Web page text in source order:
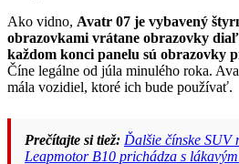
Ako vidno, Avatr 07 je vybavený
obrazovkami vrátane obrazovky
každom konci panelu sú obrazovky
Číne legálne od júla minulého roka.
mála vozidiel, ktoré ich bude používať.
Prečítajte si tiež: Ďalšie čínske SUV
Leapmotor B10 prichádza s